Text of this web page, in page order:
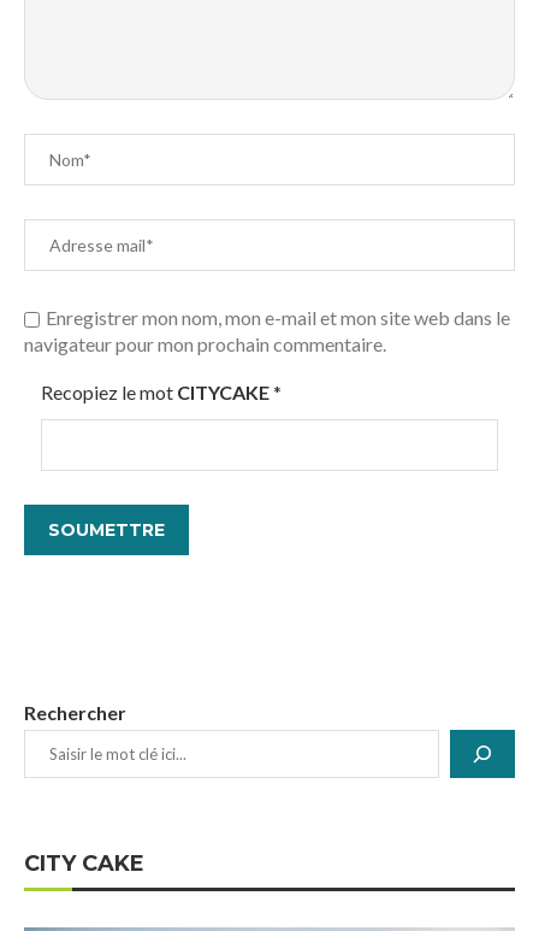
Enregistrer mon nom, mon e-mail et mon site web dans le
navigateur pour mon prochain commentaire.
Recopiez le mot CITYCAKE*
Rechercher
CITY CAKE